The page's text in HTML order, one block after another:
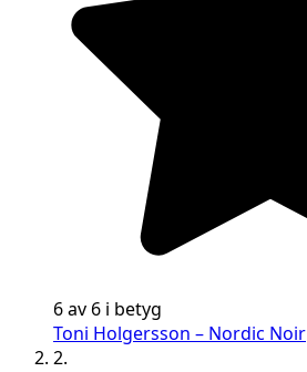
6 av 6 i betyg
Toni Holgersson – Nordic Noir
2.